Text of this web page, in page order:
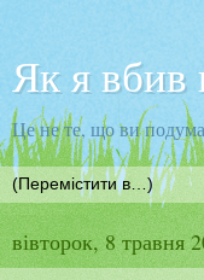
Як я вбив
Це не те, що ви
вівторок, 8 травня